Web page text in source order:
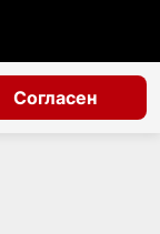
Согласен